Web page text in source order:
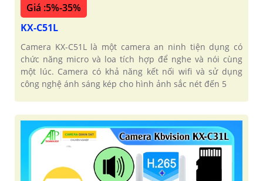
Giá :5%-35%
KX-C51L
Camera KX-C51L là một camera an ninh tiện dụng có
chức năng micro và loa tích hợp để nghe và nói cùng
một lúc. Camera có khả năng kết nối wifi và sử dụng
công nghệ ánh sáng kép cho hình ảnh sắc nét đến 5